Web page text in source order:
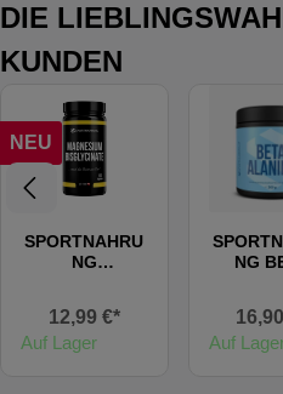
DIE
KUNDEN
NEU
SPORTNAHRU
NG
(NEW)
12,99 €*
Auf Lager
NG
Auf